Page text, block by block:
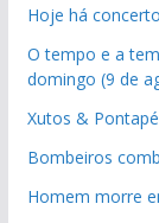
Hoje há
O tempo e a
domingo (9 de
Xutos &
Bombeiros
Homem morre